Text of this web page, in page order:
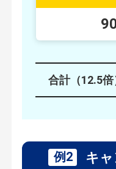
合計（12.5倍
例2
キ